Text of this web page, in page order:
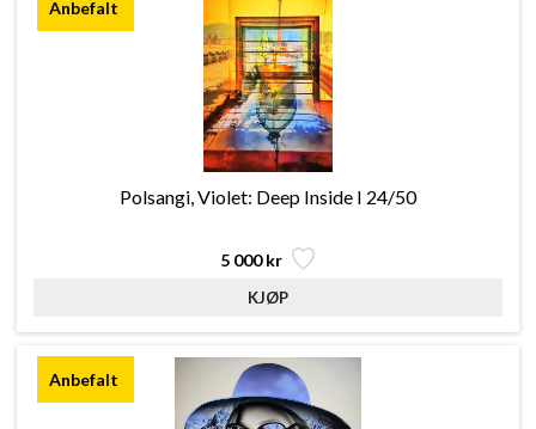
Polsangi, Violet: Deep Inside I 24/50
5 000 kr